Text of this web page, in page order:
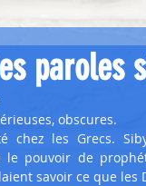
paroles
obscures.
chez les Grecs.
pouvoir de
savoir ce que les